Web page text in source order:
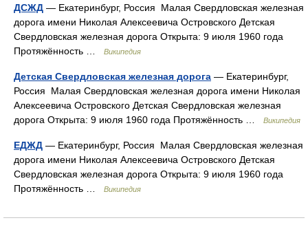
ДСЖД — Екатеринбург, Россия Малая Свердловская железная
дорога имени Николая Алексеевича Островского Детская
Свердловская железная дорога Открыта: 9 июля 1960 года
Протяжённость …
Википедия
Детская Свердловская железная дорога — Екатеринбург,
Россия Малая Свердловская железная дорога имени Николая
Алексеевича Островского Детская Свердловская железная
дорога Открыта: 9 июля 1960 года Протяжённость …
Википедия
ЕДЖД — Екатеринбург, Россия Малая Свердловская железная
дорога имени Николая Алексеевича Островского Детская
Свердловская железная дорога Открыта: 9 июля 1960 года
Протяжённость …
Википедия